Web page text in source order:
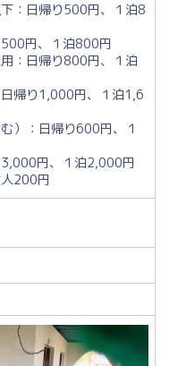
下：日帰り500円、１泊8
500円、１泊800円
用：日帰り800円、１泊
日帰り1,000円、１泊1,6
）：日帰り600円、１
3,000円、１泊2,000円
人200円